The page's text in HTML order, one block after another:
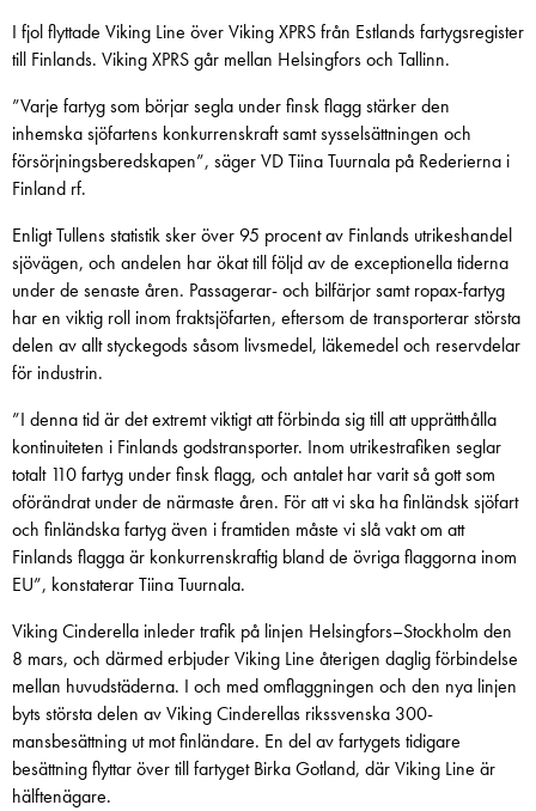
I fjol flyttade Viking Line över Viking XPRS från Estlands fartygsregister
till Finlands. Viking XPRS går mellan Helsingfors och Tallinn.
”Varje fartyg som börjar segla under finsk flagg stärker den
inhemska sjöfartens konkurrenskraft samt sysselsättningen och
försörjningsberedskapen”, säger VD Tiina Tuurnala på Rederierna i
Finland rf.
Enligt Tullens statistik sker över 95 procent av Finlands utrikeshandel
sjövägen, och andelen har ökat till följd av de exceptionella tiderna
under de senaste åren. Passagerar- och bilfärjor samt ropax-fartyg
har en viktig roll inom fraktsjöfarten, eftersom de transporterar största
delen av allt styckegods såsom livsmedel, läkemedel och reservdelar
för industrin.
”I denna tid är det extremt viktigt att förbinda sig till att upprätthålla
kontinuiteten i Finlands godstransporter. Inom utrikestrafiken seglar
totalt 110 fartyg under finsk flagg, och antalet har varit så gott som
oförändrat under de närmaste åren. För att vi ska ha finländsk sjöfart
och finländska fartyg även i framtiden måste vi slå vakt om att
Finlands flagga är konkurrenskraftig bland de övriga flaggorna inom
EU”, konstaterar Tiina Tuurnala.
Viking Cinderella inleder trafik på linjen Helsingfors–Stockholm den
8 mars, och därmed erbjuder Viking Line återigen daglig förbindelse
mellan huvudstäderna. I och med omflaggningen och den nya linjen
byts största delen av Viking Cinderellas rikssvenska 300-
mansbesättning ut mot finländare. En del av fartygets tidigare
besättning flyttar över till fartyget Birka Gotland, där Viking Line är
hälftenägare.